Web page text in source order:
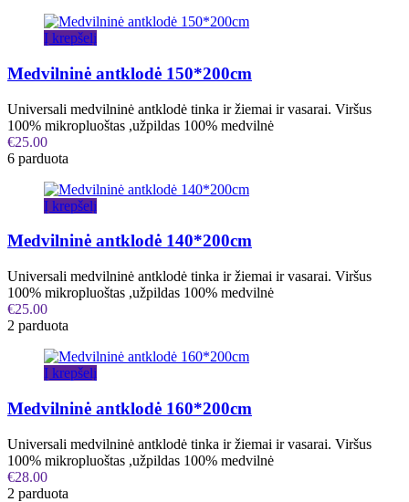
Į krepšelį
Medvilninė antklodė 150*200cm
Universali medvilninė antklodė tinka ir žiemai ir vasarai. Viršus
100% mikropluoštas ,užpildas 100% medvilnė
€25.00
6 parduota
Į krepšelį
Medvilninė antklodė 140*200cm
Universali medvilninė antklodė tinka ir žiemai ir vasarai. Viršus
100% mikropluoštas ,užpildas 100% medvilnė
€25.00
2 parduota
Į krepšelį
Medvilninė antklodė 160*200cm
Universali medvilninė antklodė tinka ir žiemai ir vasarai. Viršus
100% mikropluoštas ,užpildas 100% medvilnė
€28.00
2 parduota